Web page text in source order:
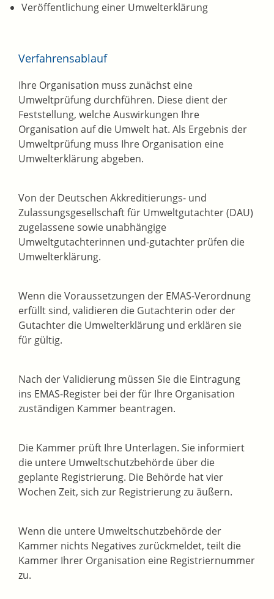
Veröffentlichung einer Umwelterklärung
Verfahrensablauf
Ihre Organisation muss zunächst eine
Umweltprüfung durchführen. Diese dient der
Feststellung, welche Auswirkungen Ihre
Organisation auf die Umwelt hat. Als Ergebnis der
Umweltprüfung muss Ihre Organisation eine
Umwelterklärung abgeben.
Von der Deutschen Akkreditierungs- und
Zulassungsgesellschaft für Umweltgutachter (DAU)
zugelassene sowie unabhängige
Umweltgutachterinnen und-gutachter prüfen die
Umwelterklärung.
Wenn die Voraussetzungen der EMAS-Verordnung
erfüllt sind, validieren die Gutachterin oder der
Gutachter die Umwelterklärung und erklären sie
für gültig.
Nach der Validierung müssen Sie die Eintragung
ins EMAS-Register bei der für Ihre Organisation
zuständigen Kammer beantragen.
Die Kammer prüft Ihre Unterlagen. Sie informiert
die untere Umweltschutzbehörde über die
geplante Registrierung. Die Behörde hat vier
Wochen Zeit, sich zur Registrierung zu äußern.
Wenn die untere Umweltschutzbehörde der
Kammer nichts Negatives zurückmeldet, teilt die
Kammer Ihrer Organisation eine Registriernummer
zu.